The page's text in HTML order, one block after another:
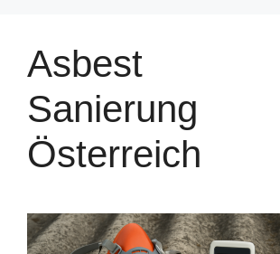
Asbest
Sanierung
Österreich